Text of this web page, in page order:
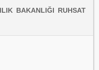
BAKANLIĞI RUHSAT